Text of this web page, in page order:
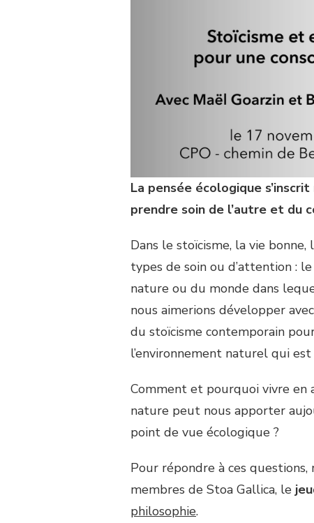
La pensée écologique
prendre soin de l’autre et du
Dans le stoïcisme, la vie
types de soin ou d’attention :
nature ou du monde dans
nous aimerions développer
du stoïcisme contemporain
l’environnement naturel qui
Comment et pourquoi vivre en
nature peut nous apporter
point de vue écologique ?
Pour répondre à ces questions,
membres de Stoa Gallica, le
philosophie.